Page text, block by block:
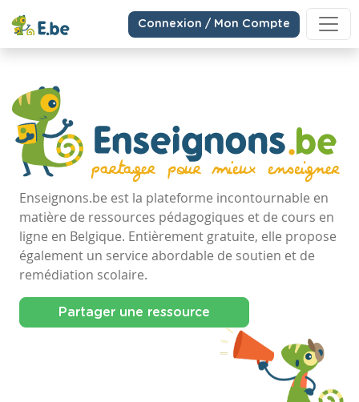
Connexion / Mon Compte
Enseignons.be est la plateforme incontournable en
matière de ressources pédagogiques et de cours en
ligne en Belgique. Entièrement gratuite, elle propose
également un service abordable de soutien et de
remédiation scolaire.
Partager une ressource